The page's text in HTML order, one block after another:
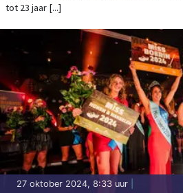
tot 23 jaar [...]
27 oktober 2024, 8:33 uur